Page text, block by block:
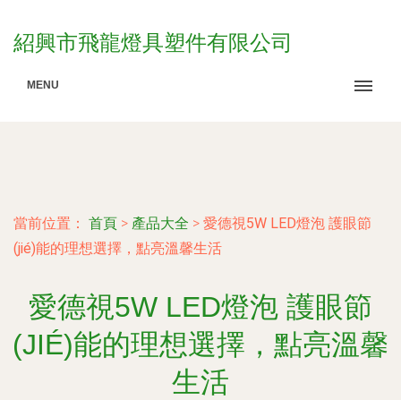
紹興市飛龍燈具塑件有限公司
MENU
當前位置： 首頁 > 產品大全 > 愛德視5W LED燈泡 護眼節
(jié)能的理想選擇，點亮溫馨生活
愛德視5W LED燈泡 護眼節
(JIÉ)能的理想選擇，點亮溫馨
生活